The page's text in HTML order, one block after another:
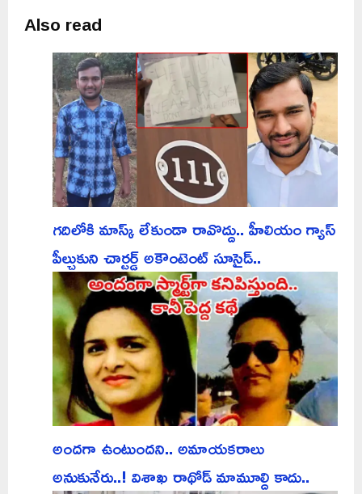
Also read
గదిలోకి మాస్క్ లేకుండా రావొద్దు.. హీలియం గ్యాస్
పీల్చుకుని చార్టర్డ్ అకౌంటెంట్ సూసైడ్..
అందగా ఉంటుందని.. అమాయకరాలు
అనుకునేరు..! విశాఖ రాథోడ్ మామూల్ది కాదు..